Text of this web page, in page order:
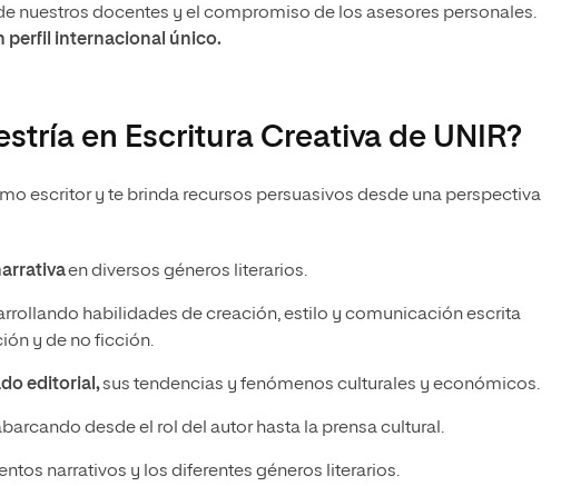
nuestros docentes y el compromiso de los asesores personales.
perfil internacional único.
en Escritura Creativa de UNIR?
escritor y te brinda recursos persuasivos desde una perspectiva
en diversos géneros literarios.
habilidades de creación, estilo y comunicación escrita
y de no ficción.
editorial,sus tendencias y fenómenos culturales y económicos.
desde el rol del autor hasta la prensa cultural.
narrativos y los diferentes géneros literarios.